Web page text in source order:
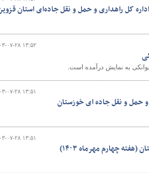
کل راهداری و حمل و نقل جاده‌ای استان
۱۴۰۳-۰۷-۲۸
۱۴۰۳-۰۷-۲۸
۱۴۰۳-۰۷-۲۸
چهارم مهرماه ۱۴۰۳)